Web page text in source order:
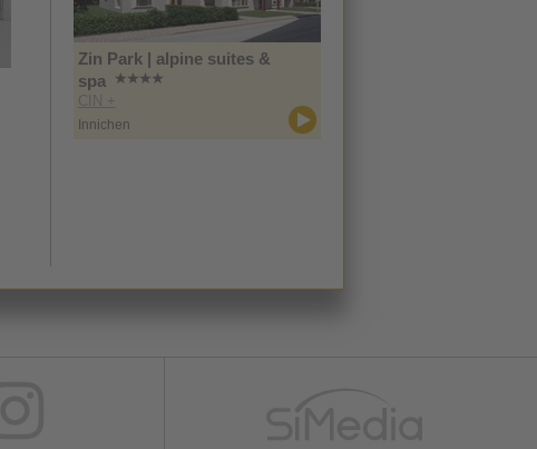
Zin Park | alpine suites &
spa
CIN +
Innichen